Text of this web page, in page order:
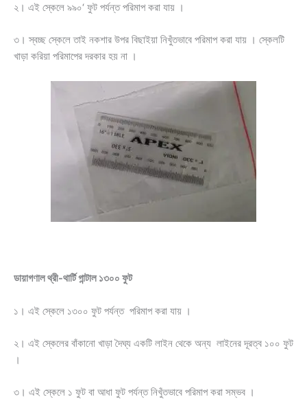
২। এই স্কেলে ৯৯০‘ ফুট পর্যন্ত পরিমাপ করা যায় ।
৩। স্বচ্ছ স্কেলে তাই নকশার উপর বিছাইয়া নিখুঁতভাবে পরিমাপ করা যায় । স্কেলটি
খাড়া করিয়া পরিমাপের দরকার হয় না ।
ডায়াগণাল থ্রী-থার্টি গান্টাল ১৩০০ ফুট
১। এই স্কেলে ১৩০০ ফুট পর্যন্ত পরিমাপ করা যায় ।
২। এই স্কেলের বাঁকানো খাড়া দৈঘ্য একটি লাইন থেকে অন্য লাইনের দূরত্ব ১০০ ফুট
।
৩। এই স্কেলে ১ ফুট বা আধা ফুট পর্যন্ত নিখুঁতভাবে পরিমাপ করা সম্ভব ।